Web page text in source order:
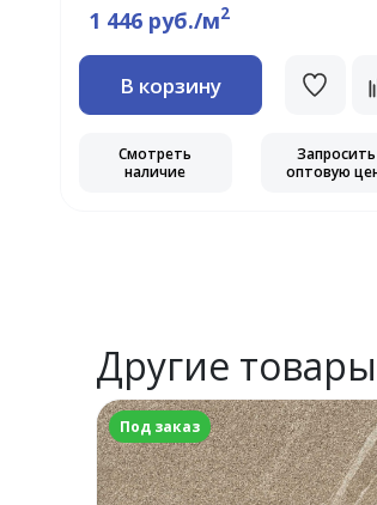
1 446 руб./м2
В корзину
Смотреть
наличие
Запросить
оптовую
Другие
Под заказ